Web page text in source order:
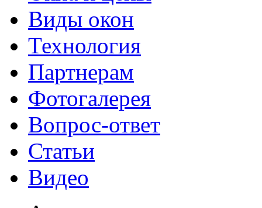
Виды окон
Технология
Партнерам
Фотогалерея
Вопрос-ответ
Статьи
Видео